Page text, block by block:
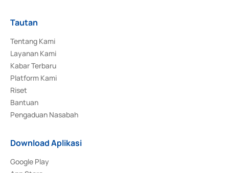
Tautan
Tentang Kami
Layanan Kami
Kabar Terbaru
Platform Kami
Riset
Bantuan
Pengaduan Nasabah
Download Aplikasi
Google Play